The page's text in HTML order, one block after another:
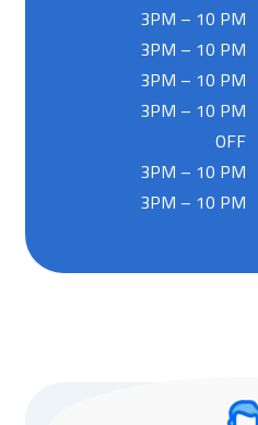
3PM – 10 PM
3PM – 10 PM
3PM – 10 PM
3PM – 10 PM
OFF
3PM – 10 PM
3PM – 10 PM